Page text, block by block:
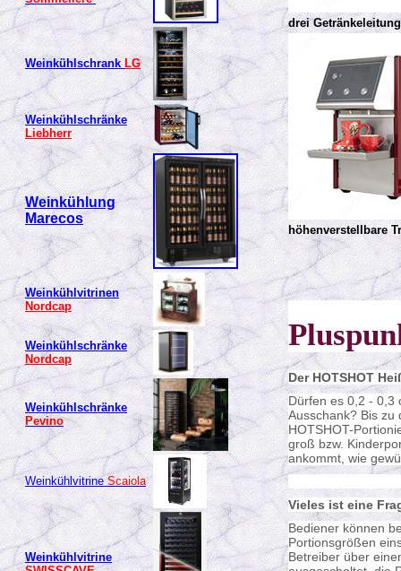
Weinkühlschrank LG
Weinkühlschränke
Liebherr
Weinkühlung
Marecos
Weinkühlvitrinen
Nordcap
Weinkühlschränke
Nordcap
Weinkühlschränke
Pevino
WeinkühlvitrineScaiola
Weinkühlvitrine
drei
höhenverstellbare
Der HOTSHOT
Dürfen es 0,2 - 0,3
Ausschank? Bis zu
HOTSHOT-
groß bzw.
ankommt, wie
Vieles ist eine
Bediener können
Portionsgrößen
Betreiber über